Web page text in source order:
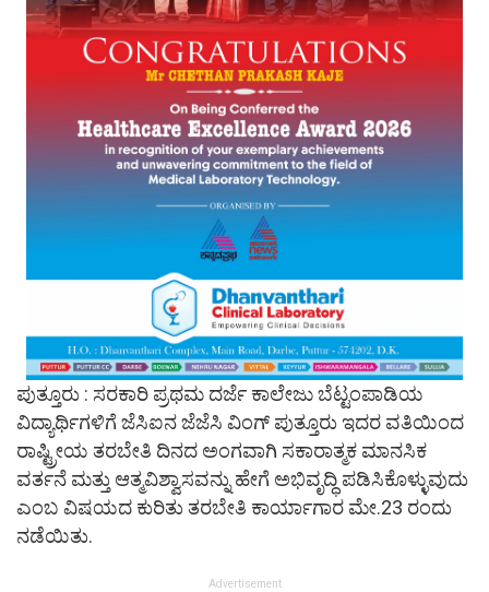
ಪುತ್ತೂರು : ಸರಕಾರಿ ಪ್ರಥಮ ದರ್ಜೆ ಕಾಲೇಜು ಬೆಟ್ಟಂಪಾಡಿಯ
ವಿದ್ಯಾರ್ಥಿಗಳಿಗೆ ಜೆಸಿಐನ ಜೆಜೆಸಿ ವಿಂಗ್ ಪುತ್ತೂರು ಇದರ ವತಿಯಿಂದ
ರಾಷ್ಟ್ರೀಯ ತರಬೇತಿ ದಿನದ ಅಂಗವಾಗಿ ಸಕಾರಾತ್ಮಕ ಮಾನಸಿಕ
ವರ್ತನೆ ಮತ್ತು ಆತ್ಮವಿಶ್ವಾಸವನ್ನು ಹೇಗೆ ಅಭಿವೃದ್ಧಿ ಪಡಿಸಿಕೊಳ್ಳುವುದು
ಎಂಬ ವಿಷಯದ ಕುರಿತು ತರಬೇತಿ ಕಾರ್ಯಾಗಾರ ಮೇ.23 ರಂದು
ನಡೆಯಿತು.
Advertisement